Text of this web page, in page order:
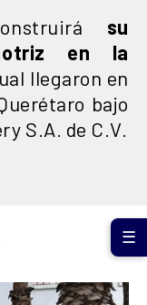
su
en la
llegaron en
bajo
S.A. de C.V.
☰